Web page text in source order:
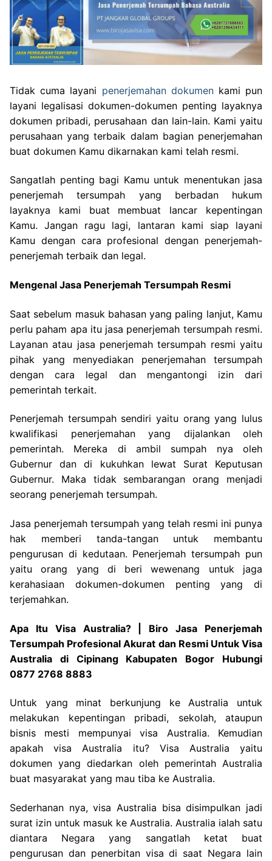
Tidak cuma layani penerjemahan dokumenkami pun
layani legalisasi dokumen-dokumen penting layaknya
dokumen pribadi, perusahaan dan lain-lain. Kami yaitu
perusahaan yang terbaik dalam bagian penerjemahan
buat dokumen Kamu dikarnakan kami telah resmi.
Sangatlah penting bagi Kamu untuk menentukan jasa
penerjemah tersumpah yang berbadan hukum
layaknya kami buat membuat lancar kepentingan
Kamu. Jangan ragu lagi, lantaran kami siap layani
Kamu dengan cara profesional dengan penerjemah-
penerjemah terbaik dan legal.
Mengenal Jasa Penerjemah Tersumpah Resmi
Saat sebelum masuk bahasan yang paling lanjut, Kamu
perlu paham apa itu jasa penerjemah tersumpah resmi.
Layanan atau jasa penerjemah tersumpah resmi yaitu
pihak yang menyediakan penerjemahan tersumpah
dengan cara legal dan mengantongi izin dari
pemerintah terkait.
Penerjemah tersumpah sendiri yaitu orang yang lulus
kwalifikasi penerjemahan yang dijalankan oleh
pemerintah. Mereka di ambil sumpah nya oleh
Gubernur dan di kukuhkan lewat Surat Keputusan
Gubernur. Maka tidak sembarangan orang menjadi
seorang penerjemah tersumpah.
Jasa penerjemah tersumpah yang telah resmi ini punya
hak memberi tanda-tangan untuk membantu
pengurusan di kedutaan. Penerjemah tersumpah pun
yaitu orang yang di beri wewenang untuk jaga
kerahasiaan dokumen-dokumen penting yang di
terjemahkan.
Apa Itu Visa Australia? | Biro Jasa Penerjemah
Tersumpah Profesional Akurat dan Resmi Untuk Visa
Australia di Cipinang Kabupaten Bogor Hubungi
0877 2768 8883
Untuk yang minat berkunjung ke Australia untuk
melakukan kepentingan pribadi, sekolah, ataupun
bisnis mesti mempunyai visa Australia. Kemudian
apakah visa Australia itu? Visa Australia yaitu
dokumen yang diedarkan oleh pemerintah Australia
buat masyarakat yang mau tiba ke Australia.
Sederhanan nya, visa Australia bisa disimpulkan jadi
surat izin untuk masuk ke Australia. Australia ialah satu
diantara Negara yang sangatlah ketat buat
pengurusan dan penerbitan visa di saat Negara lain